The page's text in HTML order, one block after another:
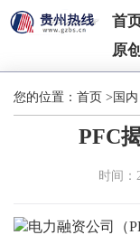
首
原创
您的位置： 首页 > 国内
PFC
时间：
电力融资公司（